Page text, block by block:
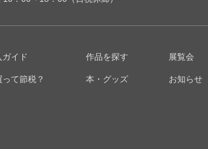
イド
て節税？
作品を探す
本・グッズ
展覧会
お知らせ